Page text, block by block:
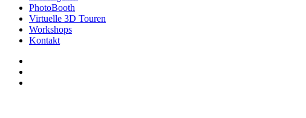
PhotoBooth
Virtuelle 3D Touren
Workshops
Kontakt